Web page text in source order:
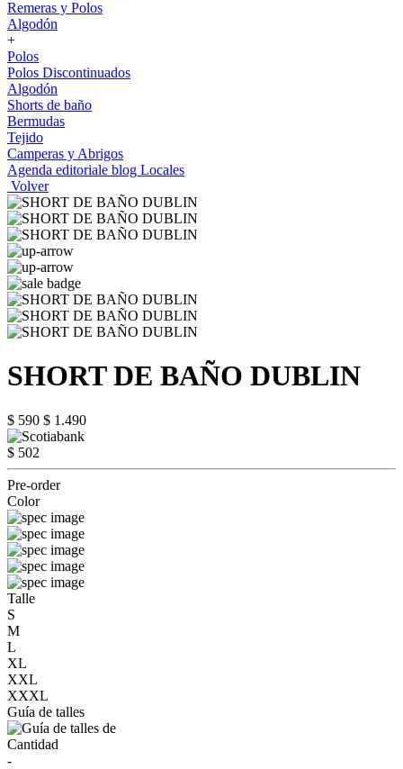
Remeras y Polos
Algodón
+
Polos
Polos Discontinuados
Algodón
Shorts de baño
Bermudas
Tejido
Camperas y Abrigos
Agenda editoriale blog Locales
Volver
SHORT DE BAÑO DUBLIN
$ 590 $ 1.490
$ 502
Pre-order
Color
Talle
S
M
L
XL
XXL
XXXL
Guía de talles
Cantidad
-